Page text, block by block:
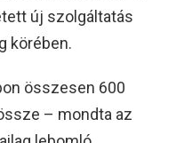
új szolgáltatás
körében.
összesen 600
– mondta az